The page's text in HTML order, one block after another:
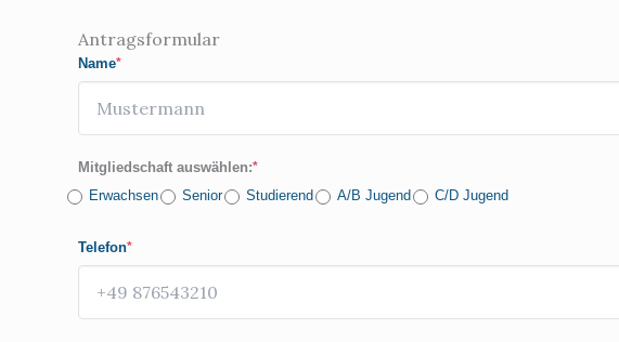
Antragsformular
Name*
Mitgliedschaft auswählen:*
Erwachsen Senior Studierend A/B Jugend C/D Jugend
Telefon*